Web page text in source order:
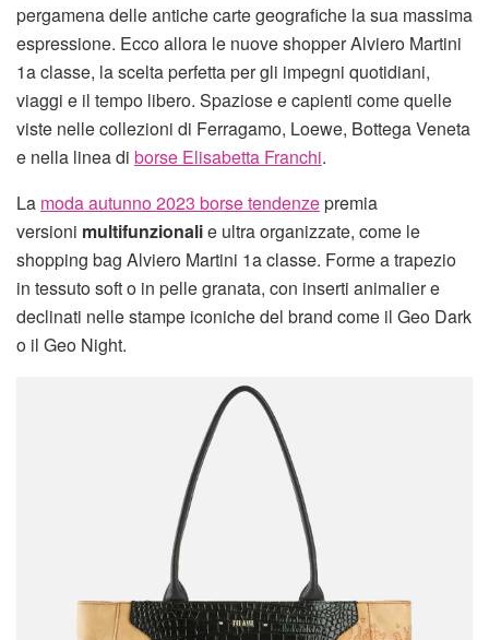
pergamena delle antiche carte geografiche la sua massima
espressione. Ecco allora le nuove shopper Alviero Martini
1a classe, la scelta perfetta per gli impegni quotidiani,
viaggi e il tempo libero. Spaziose e capienti come quelle
viste nelle collezioni di Ferragamo, Loewe, Bottega Veneta
e nella linea di borse Elisabetta Franchi.
La moda autunno 2023 borse tendenzepremia
versioni multifunzionalie ultra organizzate, come le
shopping bag Alviero Martini 1a classe. Forme a trapezio
in tessuto soft o in pelle granata, con inserti animalier e
declinati nelle stampe iconiche del brand come il Geo Dark
o il Geo Night.